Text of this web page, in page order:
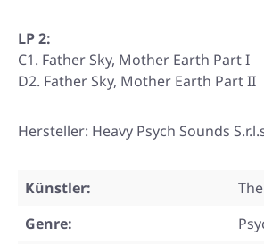
LP 2:
C1. Father Sky, Mother Earth Part I
D2. Father Sky, Mother Earth Part II
Hersteller: Heavy Psych Sounds
Künstler:
Genre: